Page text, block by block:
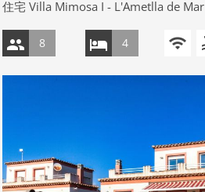
住宅 Villa Mimosa I - L'Ametlla de Mar
8 4